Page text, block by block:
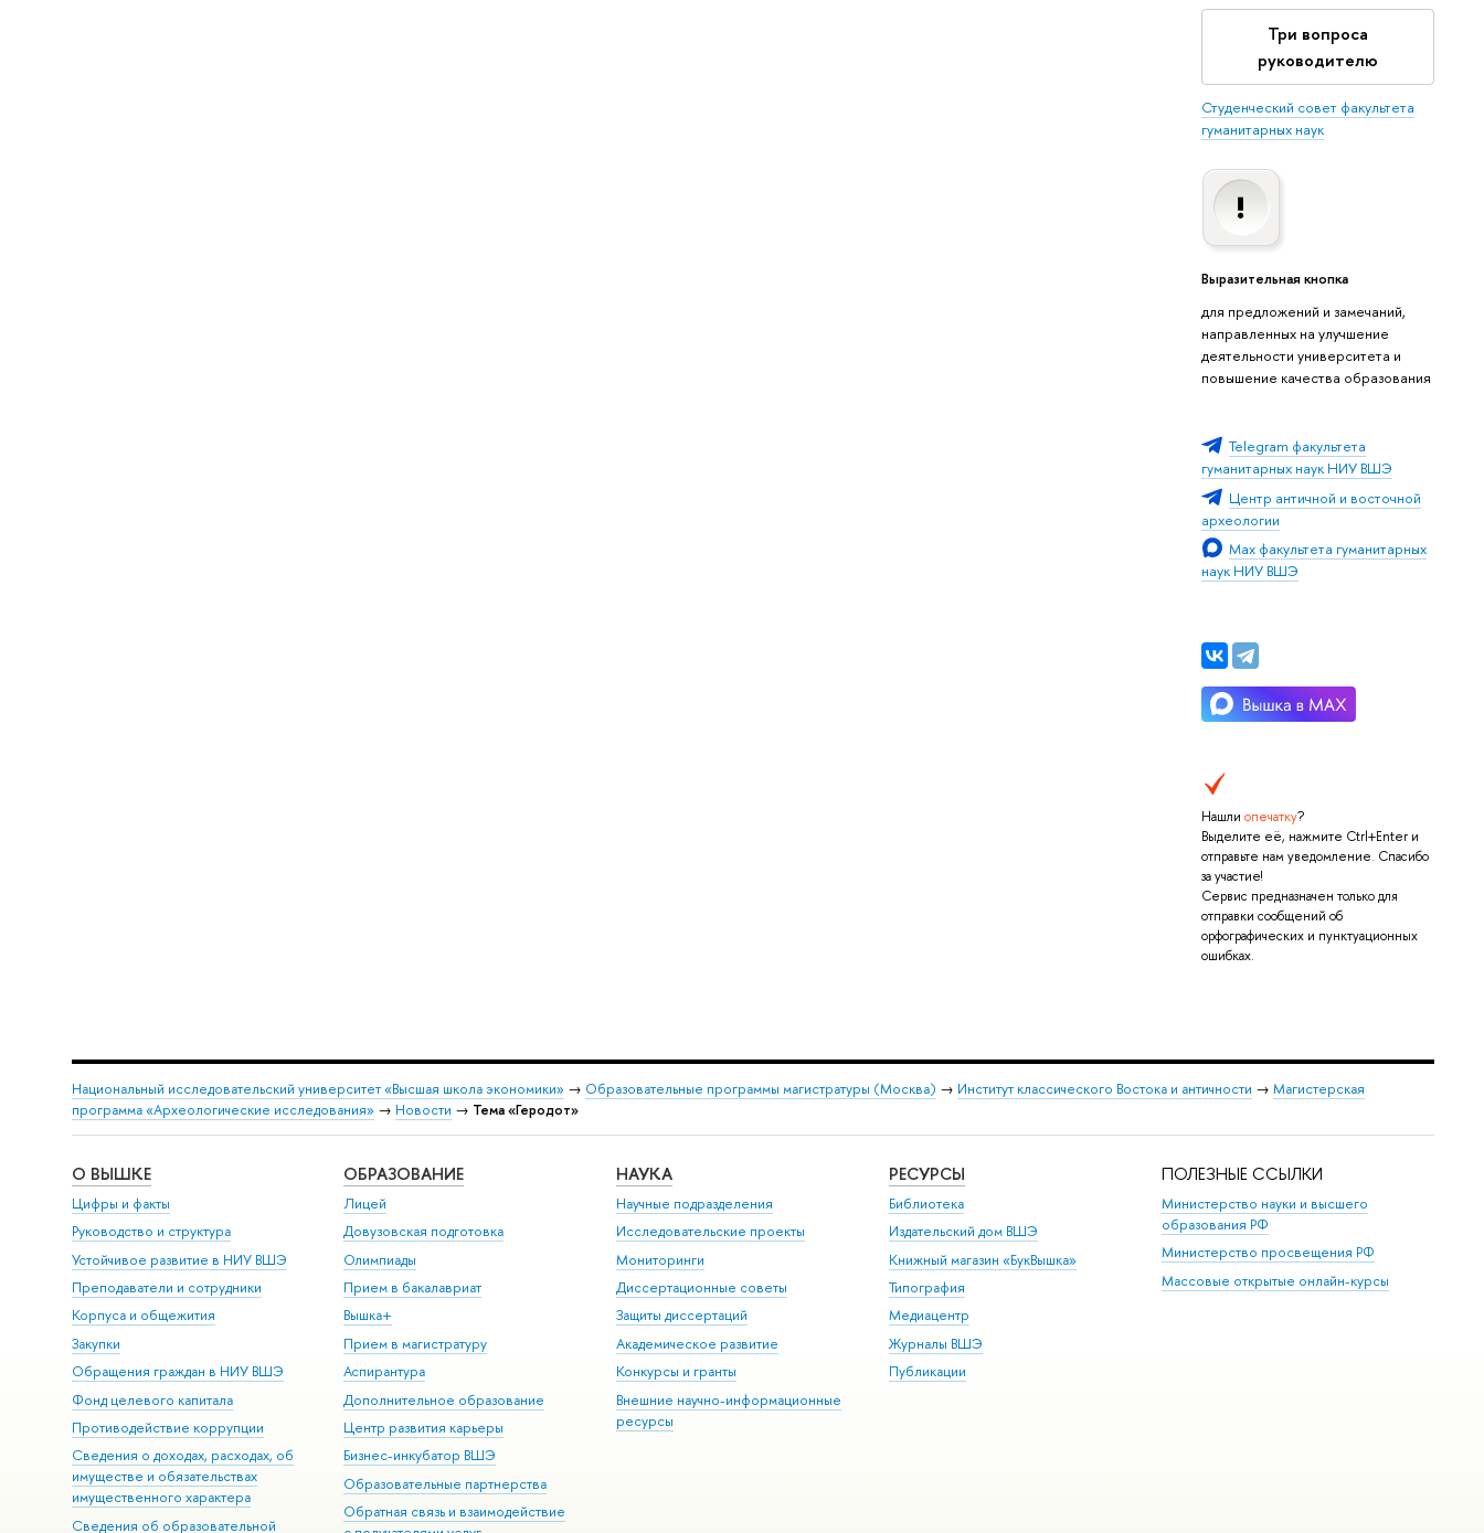
Три вопроса
руководителю
Студенческий совет факультета
гуманитарных наук
Выразительная кнопка
для предложений и замечаний,
направленных на улучшение
деятельности университета и
повышение качества образования
Telegram факультета
гуманитарных наук НИУ ВШЭ
Центр античной и восточной
археологии
Max факультета гуманитарных
наук НИУ ВШЭ
Нашли опечатку?
Выделите её, нажмите Ctrl+Enter и
отправьте нам уведомление. Спасибо
за участие!
Сервис предназначен только для
отправки сообщений об
орфографических и пунктуационных
ошибках.
Национальный исследовательский университет «Высшая школа экономики» → Образовательные программы магистратуры (Москва) → Институт классического Востока и античности → Магистерская
программа «Археологические исследования» → Новости → Тема «Геродот»
О ВЫШКЕ
Цифры и факты
Руководство и структура
Устойчивое развитие в НИУ ВШЭ
Преподаватели и сотрудники
Корпуса и общежития
Закупки
Обращения граждан в НИУ ВШЭ
Фонд целевого капитала
Противодействие коррупции
Сведения о доходах, расходах, об
имуществе и обязательствах
имущественного характера
Сведения об образовательной
ОБРАЗОВАНИЕ
Лицей
Довузовская подготовка
Олимпиады
Прием в бакалавриат
Вышка+
Прием в магистратуру
Аспирантура
Дополнительное образование
Центр развития карьеры
Бизнес-инкубатор ВШЭ
Образовательные партнерства
Обратная связь и взаимодействие
НАУКА
Научные подразделения
Исследовательские проекты
Мониторинги
Диссертационные советы
Защиты диссертаций
Академическое развитие
Конкурсы и гранты
Внешние научно-информационные
ресурсы
РЕСУРСЫ
Библиотека
Издательский дом ВШЭ
Книжный магазин «БукВышка»
Типография
Медиацентр
Журналы ВШЭ
Публикации
ПОЛЕЗНЫЕ ССЫЛКИ
Министерство науки и высшего
образования РФ
Министерство просвещения РФ
Массовые открытые онлайн-курсы